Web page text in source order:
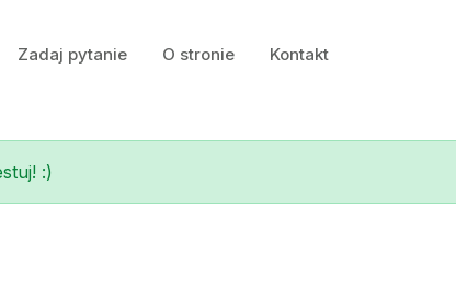
Zadaj pytanie O stronie Kontakt
:)